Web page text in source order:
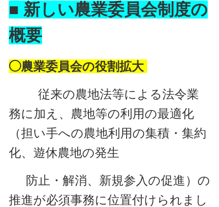
■ 新しい農業委員会制度の
概要
◯農業委員会の役割拡大
従来の農地法等による法令業
務に加え、農地等の利用の最適化
（担い手への農地利用の集積・集約
化、遊休農地の発生
防止・解消、新規参入の促進）の
推進が必須事務に位置付けられまし